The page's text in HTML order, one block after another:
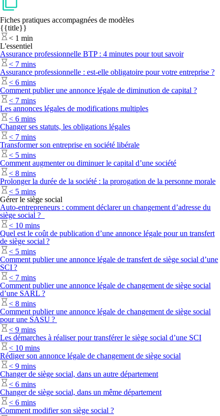
Fiches pratiques accompagnées de modèles
{{title}}
< 1 min
L'essentiel
Assurance professionnelle BTP : 4 minutes pour tout savoir
< 7 mins
Assurance professionnelle : est-elle obligatoire pour votre entreprise ?
< 6 mins
Comment publier une annonce légale de diminution de capital ?
< 7 mins
Les annonces légales de modifications multiples
< 6 mins
Changer ses statuts, les obligations légales
< 7 mins
Transformer son entreprise en société libérale
< 5 mins
Comment augmenter ou diminuer le capital d’une société
< 8 mins
Prolonger la durée de la société : la prorogation de la personne morale
< 5 mins
Gérer le siège social
Auto-entrepreneurs : comment déclarer un changement d’adresse du
siège social ?
< 10 mins
Quel est le coût de publication d’une annonce légale pour un transfert
de siège social ?
< 5 mins
Comment publier une annonce légale de transfert de siège social d’une
SCI ?
< 7 mins
Comment publier une annonce légale de changement de siège social
d’une SARL ?
< 8 mins
Comment publier une annonce légale de changement de siège social
pour une SASU ?
< 9 mins
Les démarches à réaliser pour transférer le siège social d’une SCI
< 10 mins
Rédiger son annonce légale de changement de siège social
< 9 mins
Changer de siège social, dans un autre département
< 6 mins
Changer de siège social, dans un même département
< 6 mins
Comment modifier son siège social ?